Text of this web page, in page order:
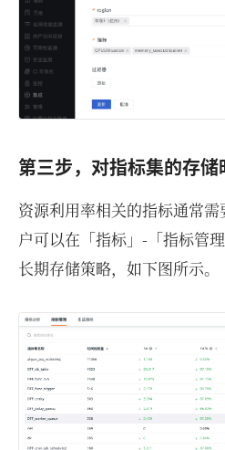
第三步，对指标集的存
资源利用率相关的指标通常
户可以在「指标」-「指标管
长期存储策略，如下图所示。